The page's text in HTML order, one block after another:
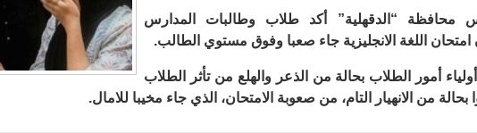
محافظة “الدقهلية” أكد طلاب وطالبات المدارس
امتحان اللغة الانجليزية جاء صعبا وفوق مستوي الطالب.
أمور الطلاب بحالة من الذعر والهلع من تأثر الطلاب
بحالة من الانهيار التام، من صعوبة الامتحان، الذي جاء مخيبا للامال.